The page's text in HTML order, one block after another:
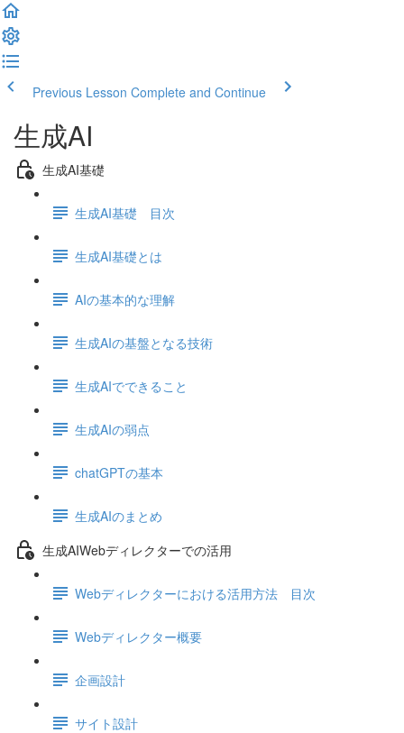
Previous Lesson Complete and Continue
生成AI
生成AI基礎
生成AI基礎 目次
生成AI基礎とは
AIの基本的な理解
生成AIの基盤となる技術
生成AIでできること
生成AIの弱点
chatGPTの基本
生成AIのまとめ
生成AIWebディレクターでの活用
Webディレクターにおける活用方法 目次
Webディレクター概要
企画設計
サイト設計